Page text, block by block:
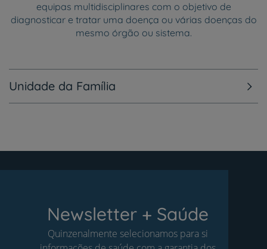
equipas multidisciplinares com o objetivo de
diagnosticar e tratar uma doença ou várias doenças do
mesmo órgão ou sistema.
Unidade da Família
Newsletter + Saúde
Quinzenalmente selecionamos para si